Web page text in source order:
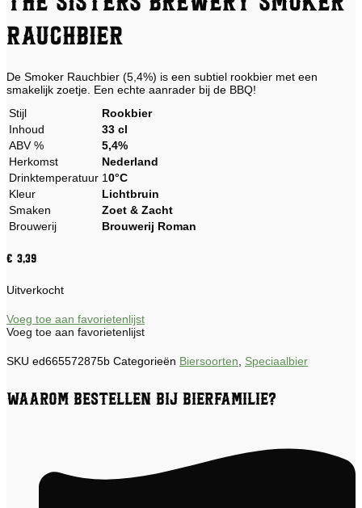
Rauchbier
De Smoker Rauchbier (5,4%) is een subtiel rookbier met een
smakelijk zoetje. Een echte aanrader bij de BBQ!
Stijl
Rookbier
Inhoud
33 cl
ABV %
5,4%
Herkomst
Nederland
Drinktemperatuur 10°C
Kleur
Lichtbruin
Smaken
Zoet & Zacht
Brouwerij
Brouwerij Roman
€ 3,39
Uitverkocht
Voeg toe aan favorietenlijst
Voeg toe aan favorietenlijst
SKU ed665572875b Categorieën Biersoorten Speciaalbier
Waarom bestellen bij Bierfamilie?